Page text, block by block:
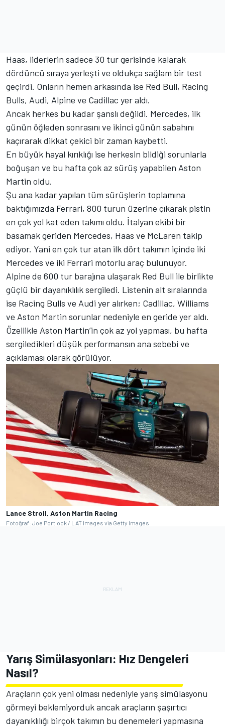
Haas, liderlerin sadece 30 tur gerisinde kalarak
dördüncü sıraya yerleşti ve oldukça sağlam bir test
geçirdi. Onların hemen arkasında ise Red Bull, Racing
Bulls, Audi, Alpine ve Cadillac yer aldı.
Ancak herkes bu kadar şanslı değildi. Mercedes, ilk
günün öğleden sonrasını ve ikinci günün sabahını
kaçırarak dikkat çekici bir zaman kaybetti.
En büyük hayal kırıklığı ise herkesin bildiği sorunlarla
boğuşan ve bu hafta çok az sürüş yapabilen Aston
Martin oldu.
Şu ana kadar yapılan tüm sürüşlerin toplamına
baktığımızda Ferrari, 800 turun üzerine çıkarak pistin
en çok yol kat eden takımı oldu. İtalyan ekibi bir
basamak geriden Mercedes, Haas ve McLaren takip
ediyor. Yani en çok tur atan ilk dört takımın içinde iki
Mercedes ve iki Ferrari motorlu araç bulunuyor.
Alpine de 600 tur barajına ulaşarak Red Bull ile birlikte
güçlü bir dayanıklılık sergiledi. Listenin alt sıralarında
ise Racing Bulls ve Audi yer alırken; Cadillac, Williams
ve Aston Martin sorunlar nedeniyle en geride yer aldı.
Özellikle Aston Martin’in çok az yol yapması, bu hafta
sergiledikleri düşük performansın ana sebebi ve
açıklaması olarak görülüyor.
Lance Stroll, Aston Martin Racing
Fotoğraf: Joe Portlock / LAT Images via Getty Images
Yarış Simülasyonları: Hız Dengeleri
Nasıl?
Araçların çok yeni olması nedeniyle yarış simülasyonu
görmeyi beklemiyorduk ancak araçların şaşırtıcı
dayanıklılığı birçok takımın bu denemeleri yapmasına